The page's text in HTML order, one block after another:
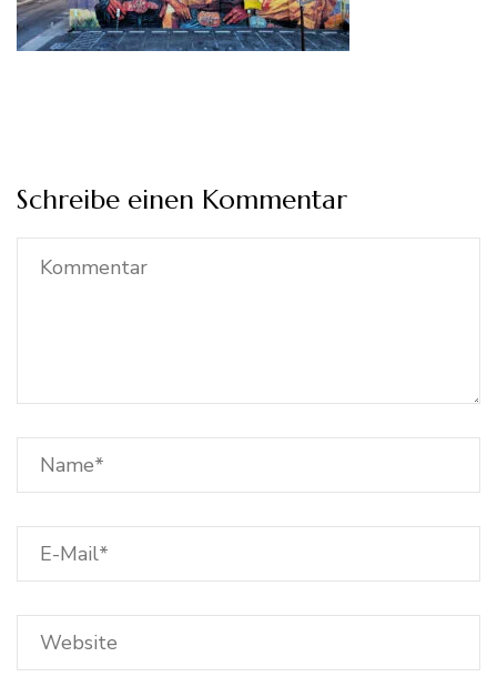
Schreibe einen Kommentar